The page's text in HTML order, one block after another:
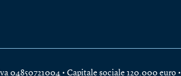
04850721004 • Capitale sociale 120.000 euro •